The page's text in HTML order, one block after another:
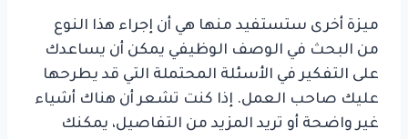
ميزة أخرى ستستفيد منها هي أن إجراء هذا النوع
من البحث في الوصف الوظيفي يمكن أن يساعدك
على التفكير في الأسئلة المحتملة التي قد يطرحها
عليك صاحب العمل. إذا كنت تشعر أن هناك أشياء
غير واضحة أو تريد المزيد من التفاصيل، يمكنك